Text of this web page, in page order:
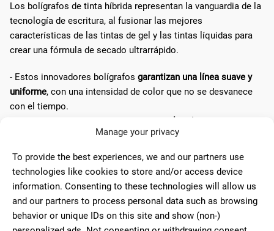
Manage your privacy
To provide the best experiences, we and our partners use
technologies like cookies to store and/or access device
information. Consenting to these technologies will allow us
and our partners to process personal data such as browsing
behavior or unique IDs on this site and show (non-)
Los bolígrafos de tinta híbrida representan la vanguardia de la
tecnología de escritura, al fusionar las mejores
características de las tintas de gel y las tintas líquidas para
crear una fórmula de secado ultrarrápido.
- Estos innovadores bolígrafos garantizan una línea suave y
uniforme, con una intensidad de color que no se desvanece
con el tiempo.
los documentos
permanezcan limpios y sin manchas, incluso cuando se
- Son
especialmente apreciados
en entornos profesionales y
académicos, donde la eficiencia y la presentación son clave.
Selección y uso adecuados de